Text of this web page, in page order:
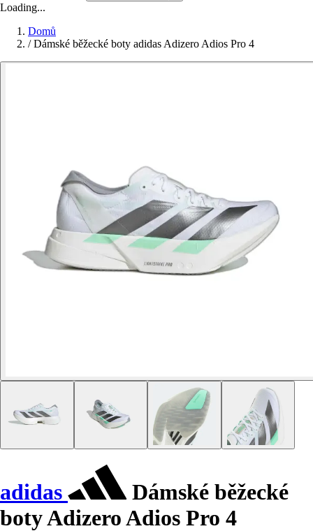
Loading...
Domů
/ Dámské běžecké boty adidas Adizero Adios Pro 4
adidas
Dámské běžecké
boty Adizero Adios Pro 4